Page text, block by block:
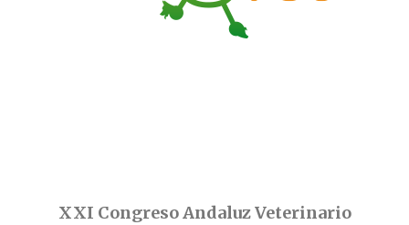
XXI Congreso Andaluz Veterinario